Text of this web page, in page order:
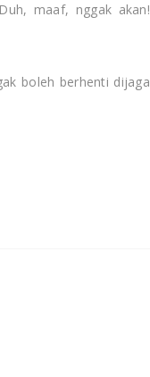
maaf, nggak akan!
boleh berhenti dijaga